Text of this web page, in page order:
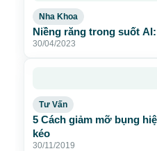
Nha Khoa
Niềng răng trong suốt
30/04/2023
Tư Vấn
5 Cách giảm mỡ bụng
kéo
30/11/2019